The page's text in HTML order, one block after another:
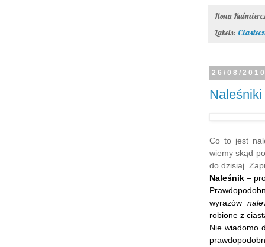
Ilona
Labels:
26/08/
Co to jest
wiemy skąd
do dzisiaj.
Naleśnik –
wyrazów
robione z
Nie wiadomo